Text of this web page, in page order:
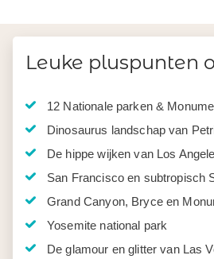
Leuke pluspunten
12 Nationale parken &
Dinosaurus landschap van
De hippe wijken van Los
San Francisco en subtropisch
Grand Canyon, Bryce en
Yosemite national park
De glamour en glitter van Las